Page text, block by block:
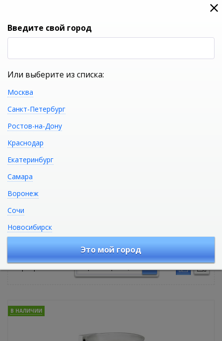
0
Аксессуары для ванной комнаты
Сортировать по:
В НАЛИЧИИ
Введите свой город
Или выберите из списка:
Москва
Санкт-Петербург
Ростов-на-Дону
Краснодар
Екатеринбург
Самара
Воронеж
Сочи
Новосибирск
Это мой город